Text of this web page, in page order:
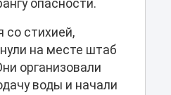
опасности.
со стихией,
на месте штаб
организовали
воды и начали